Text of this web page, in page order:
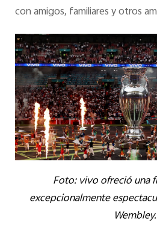
con amigos, familiares y otros
Foto: vivo ofreció una
excepcionalmente
Wembley.